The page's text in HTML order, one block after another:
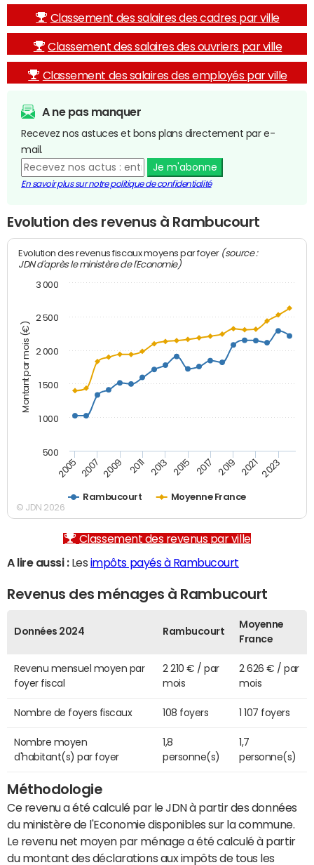
Classement des salaires des cadres par ville
Classement des salaires des ouvriers par ville
Classement des salaires des employés par ville
A ne pas manquer
Recevez nos astuces et bons plans directement par e-
mail.
Je m'abonne
En savoir plus sur notre politique de confidentialité
Evolution des revenus à Rambucourt
Montant par mois (€)
Evolution des revenus fiscaux moyens par foyer (source :
JDN d'après le ministère de l'Economie)
Rambucourt Moyenne France
2005 2007 2009 2011 2013 2015 2017 2019 2021 2023
500
1 000
1 500
2 000
2 500
3 000
© JDN 2026
Classement des revenus par ville
A lire aussi :Les impôts payés à Rambucourt
Revenus des ménages à Rambucourt
Données 2024 Rambucourt
Moyenne
France
Revenu mensuel moyen par
foyer fiscal
2 210 € / par
mois
2 626 € / par
mois
Nombre de foyers fiscaux 108 foyers 1 107 foyers
Nombre moyen
d'habitant(s) par foyer
1,8
personne(s)
1,7
personne(s)
Méthodologie
Ce revenu a été calculé par le JDN à partir des données
du ministère de l'Economie disponibles sur la commune.
Le revenu net moyen par ménage a été calculé à partir
du montant des déclarations aux impôts de tous les